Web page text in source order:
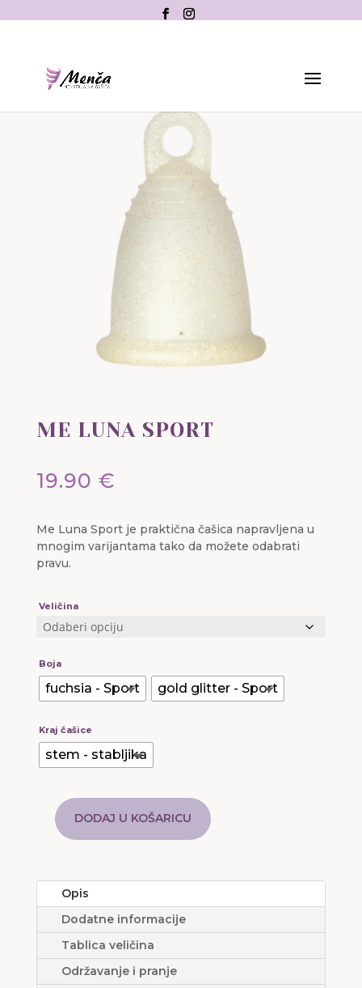
ME LUNA SPORT
19.90 €
Me Luna Sport je praktična čašica napravljena u
mnogim varijantama tako da možete odabrati
pravu.
Veličina
Boja
fuchsia - Sport gold glitter - Sport
Kraj čašice
stem - stabljika
LUNA
DODAJ U KOŠARICU
Opis
Dodatne informacije
Tablica veličina
Održavanje i pranje